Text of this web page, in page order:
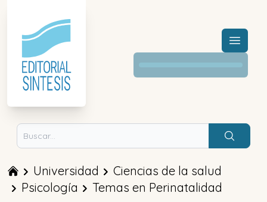
Menú
Buscar
Universidad
Ciencias de la salud
Psicología
Temas en Perinatalidad